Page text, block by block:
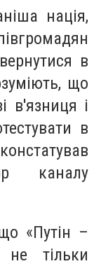
нація,
в
що
в'язниця і
в
каналу
«Путін –
тільки